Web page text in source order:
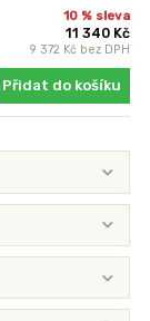
10 % sleva
11 340 Kč
9 372 Kč bez DPH
Přidat do košíku